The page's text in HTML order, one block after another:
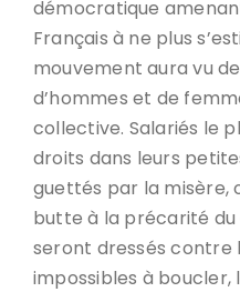
démocratique
Français à ne plus
mouvement aura vu
d’hommes et de
collective. Salariés le
droits dans leurs
guettés par la misère,
butte à la précarité du
seront dressés contre
impossibles à boucler,